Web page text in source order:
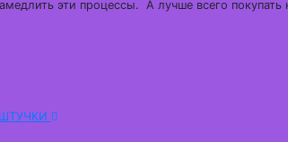
эти процессы. А лучше всего